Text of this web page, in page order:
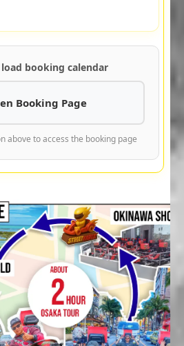
booking calendar
Booking Page
above to access the booking page